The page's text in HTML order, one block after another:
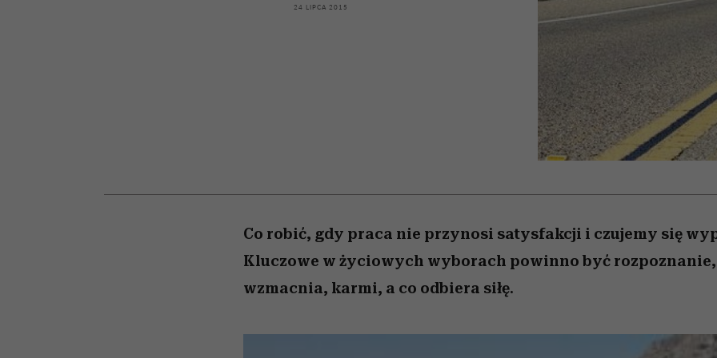
oglądanych na Netflixie
ubrania i marki
24 LIPCA 2015
Co robić, gdy praca nie przynosi satysfakcji i czujemy się
Kluczowe w życiowych wyborach powinno być rozpoznanie,
wzmacnia, karmi, a co odbiera siłę.